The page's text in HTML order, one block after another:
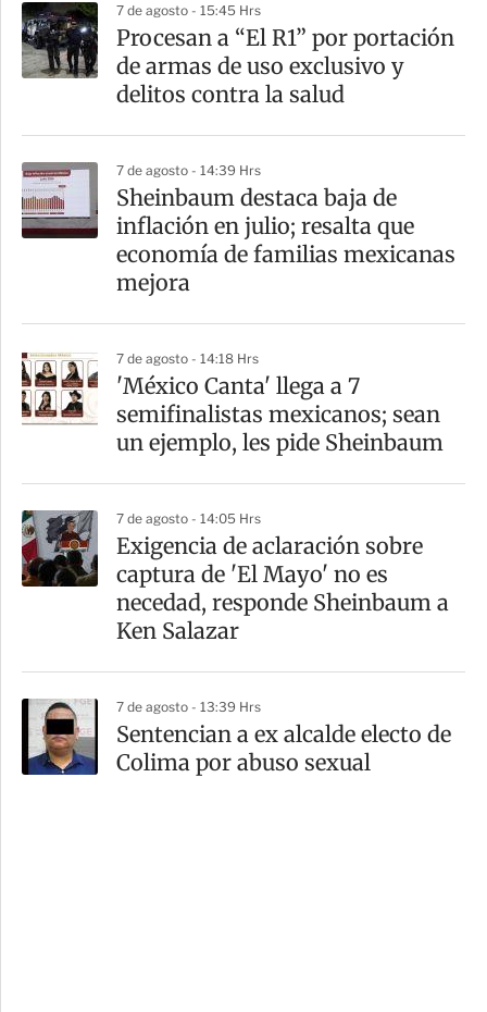
a
r
t
7 de agosto - 15:45 Hrs
Procesan a “El R1” por portación
de armas de uso exclusivo y
delitos contra la salud
7 de agosto - 14:39 Hrs
Sheinbaum destaca baja de
inflación en julio; resalta que
economía de familias mexicanas
mejora
7 de agosto - 14:18 Hrs
'México Canta' llega a 7
semifinalistas mexicanos; sean
un ejemplo, les pide Sheinbaum
7 de agosto - 14:05 Hrs
Exigencia de aclaración sobre
captura de 'El Mayo' no es
necedad, responde Sheinbaum a
Ken Salazar
7 de agosto - 13:39 Hrs
Sentencian a ex alcalde electo de
Colima por abuso sexual